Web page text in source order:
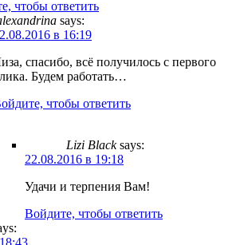
чтобы ответить
says:
в 16:19
спасибо, всё получилось с первого
Будем работать…
чтобы ответить
Lizi Black says:
22.08.2016 в 19:18
Удачи и терпения Вам!
Войдите, чтобы ответить